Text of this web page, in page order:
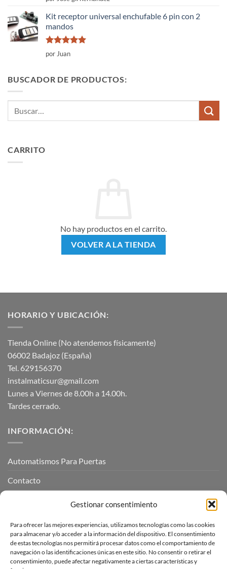
Gestionar consentimiento
Para ofrecer las mejores experiencias, utilizamos tecnologías como las cookies
para almacenar y/o acceder a la información del dispositivo. El consentimiento
de estas tecnologías nos permitirá procesar datos como el comportamiento de
navegación o las identificaciones únicas en este sitio. No consentir o retirar el
consentimiento, puede afectar negativamente a ciertas características y
con
de 5
Kit receptor universal enchufable 6 pin con 2
mandos
Valorado
con
por Juan
BUSCADOR DE PRODUCTOS:
CARRITO
No hay productos en el carrito.
VOLVER A LA TIENDA
HORARIO Y UBICACIÓN:
Tienda Online (No atendemos físicamente)
06002 Badajoz (España)
Tel. 629156370
instalmaticsur@gmail.com
Lunes a Viernes de 8.00h a 14.00h.
Tardes cerrado.
INFORMACIÓN:
Automatismos Para Puertas
Contacto
INFORMACIÓN LEGAL
Aviso Legal